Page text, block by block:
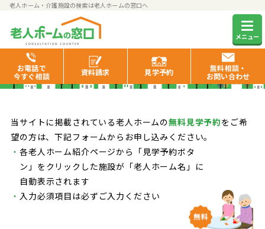
老人ホーム・介護施設の検索は老人ホームの窓口へ
メニュー
お電話で
今すぐ相談
資料請求 見学予約
無料相談・
お問い合わせ
見学予約のお申し込み
当サイトに掲載されている老人ホームの無料見学予約をご希
望の方は、下記フォームからお申し込みください。
各老人ホーム紹介ページから「見学予約ボタ
ン」をクリックした施設が「老人ホーム名」に
自動表示されます
入力必須項目は必ずご入力ください